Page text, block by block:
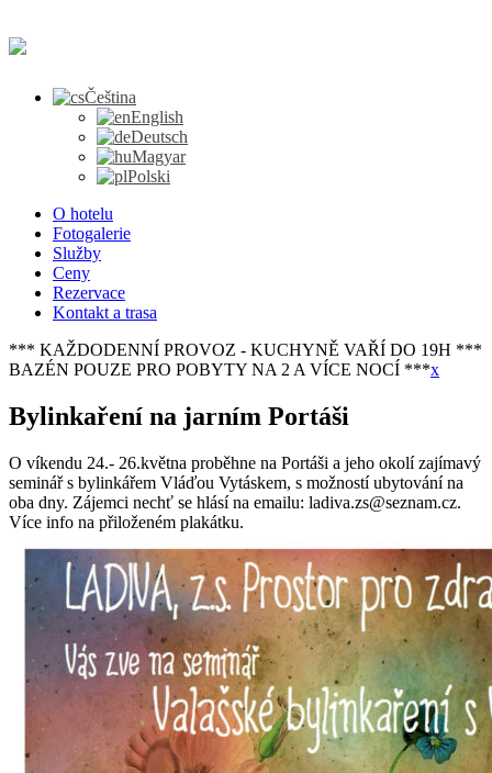
Čeština
English
Deutsch
Magyar
Polski
O hotelu
Fotogalerie
Služby
Ceny
Rezervace
Kontakt a trasa
*** KAŽDODENNÍ PROVOZ - KUCHYNĚ VAŘÍ DO 19H ***
BAZÉN POUZE PRO POBYTY NA 2 A VÍCE NOCÍ ***x
Bylinkaření na jarním Portáši
O víkendu 24.- 26.května proběhne na Portáši a jeho okolí zajímavý
seminář s bylinkářem Vláďou Vytáskem, s možností ubytování na
oba dny. Zájemci nechť se hlásí na emailu: ladiva.zs@seznam.cz.
Více info na přiloženém plakátku.